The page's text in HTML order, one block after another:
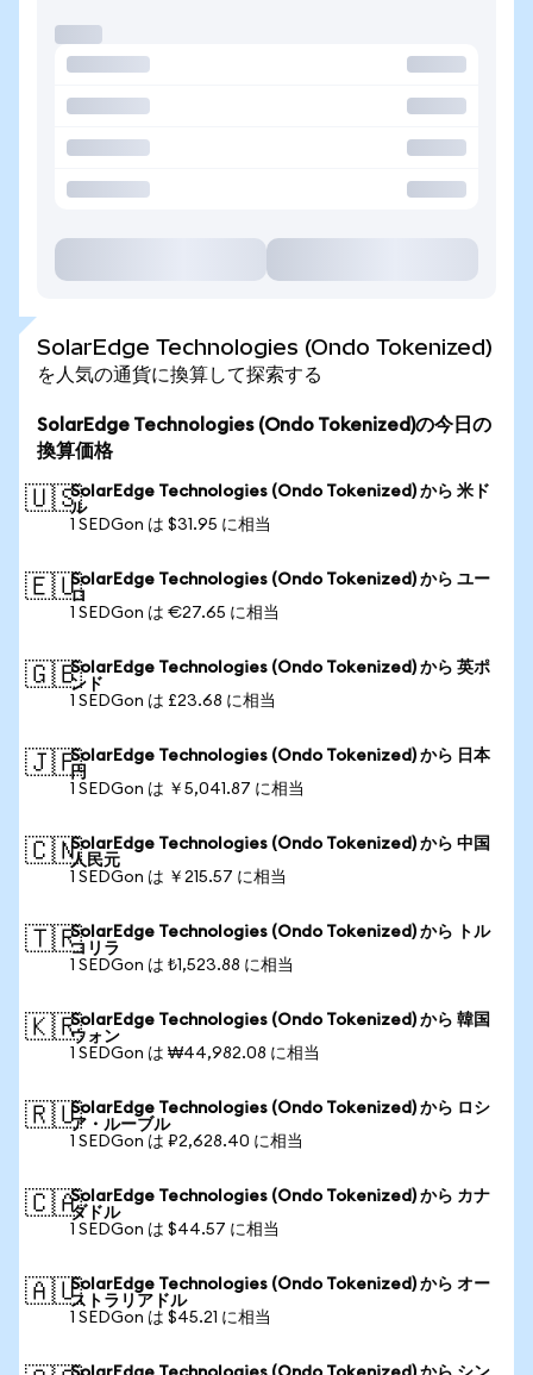
SolarEdge Technologies (Ondo Tokenized)
を人気の通貨に換算して探索する
SolarEdge Technologies (Ondo Tokenized)の今日の
換算価格
🇺🇸SolarEdge Technologies (Ondo Tokenized) から 米ド
ル
1 SEDGon は $31.95 に相当
🇪🇺SolarEdge Technologies (Ondo Tokenized) から ユー
ロ
1 SEDGon は €27.65 に相当
🇬🇧SolarEdge Technologies (Ondo Tokenized) から 英ポ
ンド
1 SEDGon は £23.68 に相当
🇯🇵SolarEdge Technologies (Ondo Tokenized) から 日本
円
1 SEDGon は ￥5,041.87 に相当
🇨🇳SolarEdge Technologies (Ondo Tokenized) から 中国
人民元
1 SEDGon は ￥215.57 に相当
🇹🇷SolarEdge Technologies (Ondo Tokenized) から トル
コリラ
1 SEDGon は ₺1,523.88 に相当
🇰🇷SolarEdge Technologies (Ondo Tokenized) から 韓国
ウォン
1 SEDGon は ₩44,982.08 に相当
🇷🇺SolarEdge Technologies (Ondo Tokenized) から ロシ
ア・ルーブル
1 SEDGon は ₽2,628.40 に相当
🇨🇦SolarEdge Technologies (Ondo Tokenized) から カナ
ダドル
1 SEDGon は $44.57 に相当
🇦🇺SolarEdge Technologies (Ondo Tokenized) から オー
ストラリアドル
1 SEDGon は $45.21 に相当